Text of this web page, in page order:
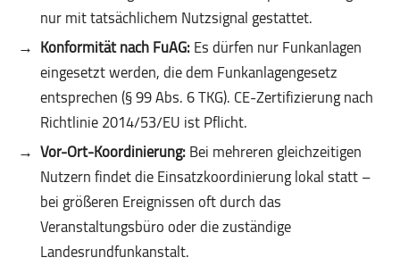
nur mit tatsächlichem Nutzsignal gestattet.
Konformität nach FuAG:Es dürfen nur Funkanlagen
eingesetzt werden, die dem Funkanlagengesetz
entsprechen (§ 99 Abs. 6 TKG). CE-Zertifizierung nach
Richtlinie 2014/53/EU ist Pflicht.
Vor-Ort-Koordinierung:Bei mehreren gleichzeitigen
Nutzern findet die Einsatzkoordinierung lokal statt –
bei größeren Ereignissen oft durch das
Veranstaltungsbüro oder die zuständige
Landesrundfunkanstalt.